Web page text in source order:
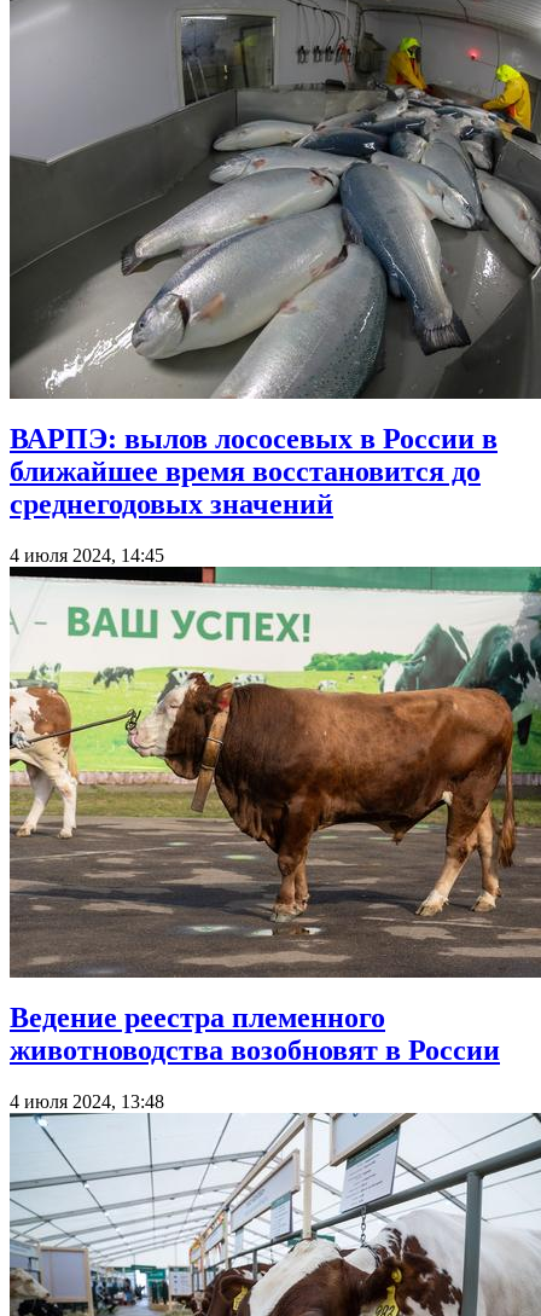
ВАРПЭ: вылов лососевых в России в
ближайшее время восстановится до
среднегодовых значений
4 июля 2024, 14:45
Ведение реестра племенного
животноводства возобновят в России
4 июля 2024, 13:48